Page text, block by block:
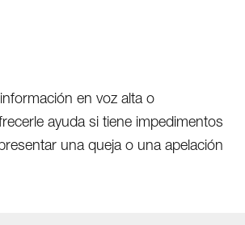
en voz alta o
ayuda si tiene impedimentos
una queja o una apelación